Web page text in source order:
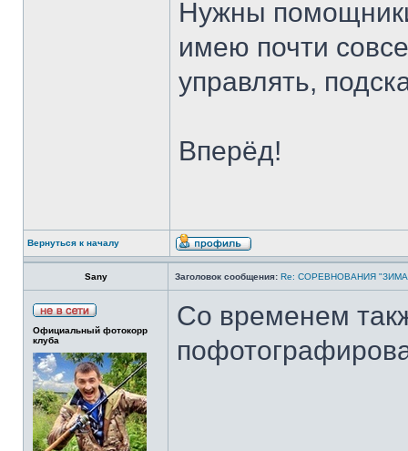
Нужны
имею почти
управлять,
Вперёд!
Вернуться к началу
Sany Заголовок сообщения: Re: СОРЕВНОВАНИЯ
Официальный фотокорр
клуба
Со временем